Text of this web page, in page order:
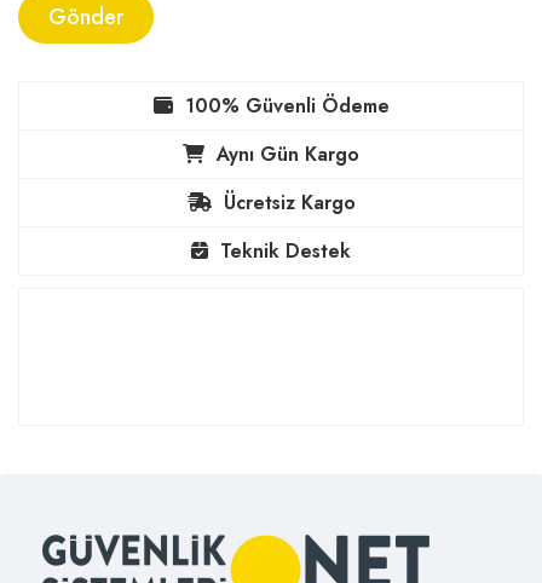
Gönder
100% Güvenli Ödeme
Aynı Gün Kargo
Ücretsiz Kargo
Teknik Destek